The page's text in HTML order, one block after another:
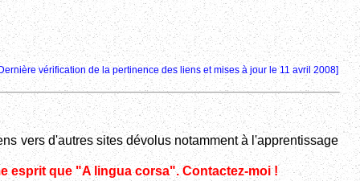
vérification de la pertinence des liens et mises à jour le 11 avril 2008]
vers d'autres sites dévolus notamment à l'apprentissage
esprit que "A lingua corsa". Contactez-moi !